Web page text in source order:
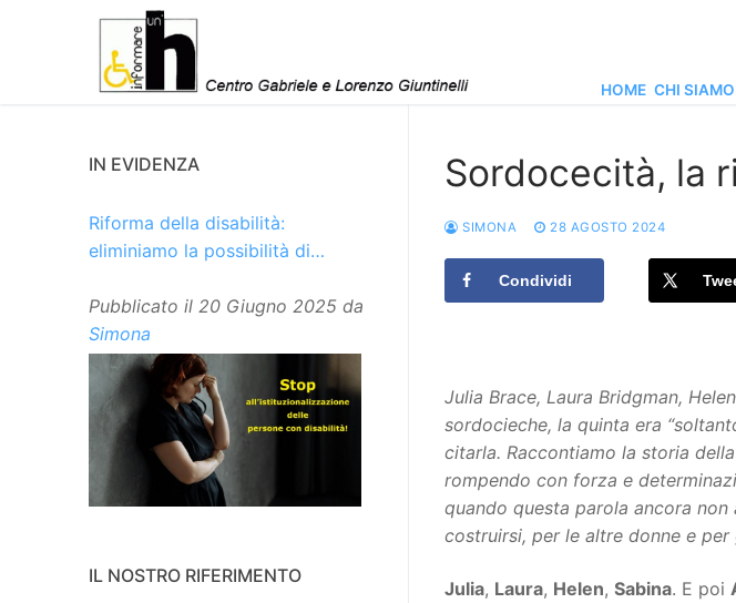
HOME CHI SIAMO
Sordocecità, la
SIMONA 28 AGOSTO 2024
Condividi
Julia Brace, Laura Bridgman,
sordocieche, la quinta era
citarla. Raccontiamo la storia
rompendo con forza e
quando questa parola ancora non
costruirsi, per le altre donne e
Julia, Laura, Helen, Sabina. E poi
IN EVIDENZA
Riforma della disabilità:
eliminiamo la possibilità di
Pubblicato il 20 Giugno 2025 da
Simona
IL NOSTRO RIFERIMENTO